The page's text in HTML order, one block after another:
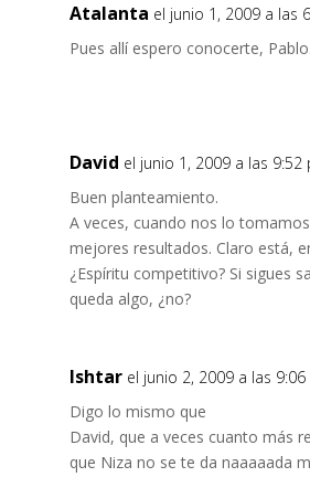
Atalanta el junio 1, 2009 a las
Pues allí espero conocerte, Pablo.
David el junio 1, 2009 a las 9:52
Buen planteamiento.
A veces, cuando nos lo
mejores resultados. Claro está,
¿Espíritu competitivo? Si sigues
queda algo, ¿no?
Ishtar el junio 2, 2009 a las 9:06
Digo lo mismo que
David, que a veces cuanto más
que Niza no se te da naaaaada